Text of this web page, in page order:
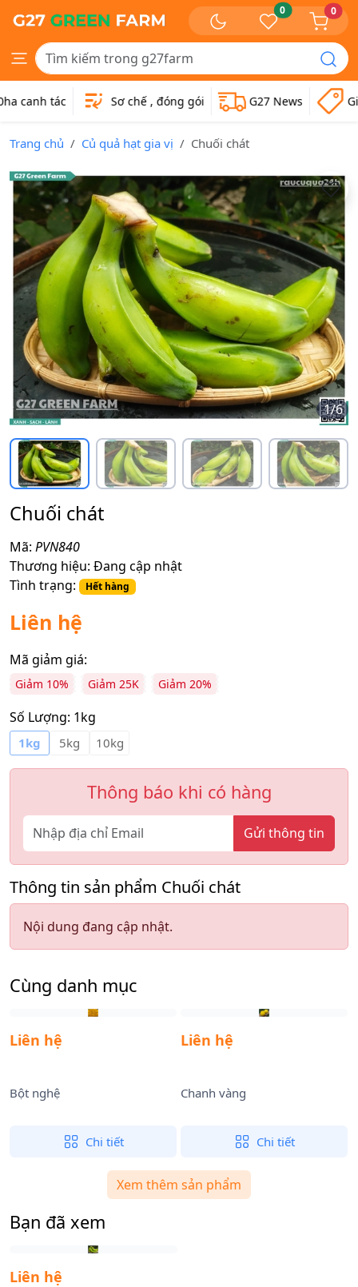
0 0
canh tác Sơ chế , đóng gói G27 News
Trang chủ Củ quả hạt gia vị Chuối chát
1/6
Chuối chát
Mã: PVN840
Thương hiệu: Đang cập nhật
Tình trạng:
Hết hàng
Liên hệ
Mã giảm giá:
Giảm 10% Giảm 25K Giảm 20%
Số Lượng: 1kg
1kg 5kg 10kg
Thông báo khi có hàng
Gửi thông tin
Thông tin sản phẩm Chuối chát
Nội dung đang cập nhật.
Cùng danh mục
Liên hệ
Bột nghệ
Chi tiết
Liên hệ
Chanh vàng
Chi tiết
Xem thêm sản phẩm
Bạn đã xem
Liên hệ